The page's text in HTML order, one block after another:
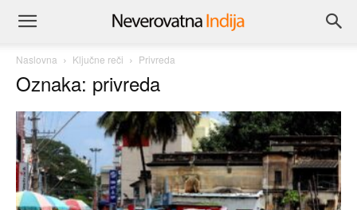
Naslovna Ključne reči Privreda
Oznaka: privreda